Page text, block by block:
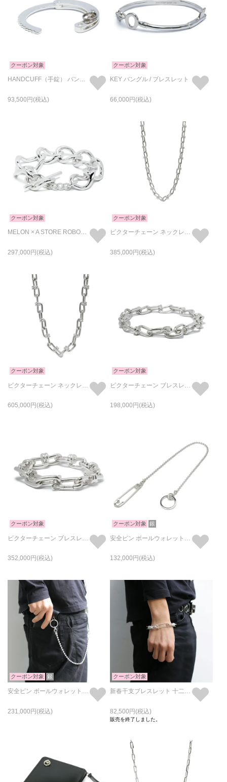
クーポン対象
HANDCUFF（手錠） バングル
93,500
クーポン対象
KEY バングル / ブレスレット
66,000
クーポン対象
MELON × A STORE ROBOT × JAM MELON BRACELET メロン ブレスレット
297,000
クーポン対象
ビクターチェーン ネックレス M - シルバー
385,000
クーポン対象
605,000
クーポン対象
198,000
クーポン対象
352,000
クーポン対象 銀
132,000
クーポン対象 銀
231,000
クーポン対象
82,500
販売を終了しました。